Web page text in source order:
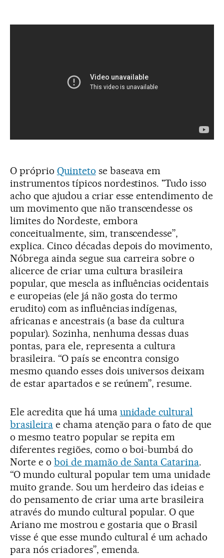
O próprio Quinteto se baseava em
instrumentos típicos nordestinos. "Tudo isso
acho que ajudou a criar esse entendimento de
um movimento que não transcendesse os
limites do Nordeste, embora
conceitualmente, sim, transcendesse”,
explica. Cinco décadas depois do movimento,
Nóbrega ainda segue sua carreira sobre o
alicerce de criar uma cultura brasileira
popular, que mescla as influências ocidentais
e europeias (ele já não gosta do termo
erudito) com as influências indígenas,
africanas e ancestrais (a base da cultura
popular). Sozinha, nenhuma dessas duas
pontas, para ele, representa a cultura
brasileira. “O país se encontra consigo
mesmo quando esses dois universos deixam
de estar apartados e se reúnem”, resume.
Ele acredita que há uma unidade cultural
brasileirae chama atenção para o fato de que
o mesmo teatro popular se repita em
diferentes regiões, como o boi-bumbá do
Norte e o boi de mamão de Santa Catarina.
“O mundo cultural popular tem uma unidade
muito grande. Sou um herdeiro das ideias e
do pensamento de criar uma arte brasileira
através do mundo cultural popular. O que
Ariano me mostrou e gostaria que o Brasil
visse é que esse mundo cultural é um achado
para nós criadores”, emenda.